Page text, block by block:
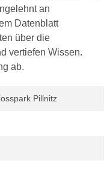
an
Datenblatt
über die
vertiefen Wissen.
ab.
Pillnitz